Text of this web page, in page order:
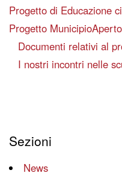
Progetto di Educazione
Progetto MunicipioAperto
Documenti relativi al
I nostri incontri nelle
Sezioni
News